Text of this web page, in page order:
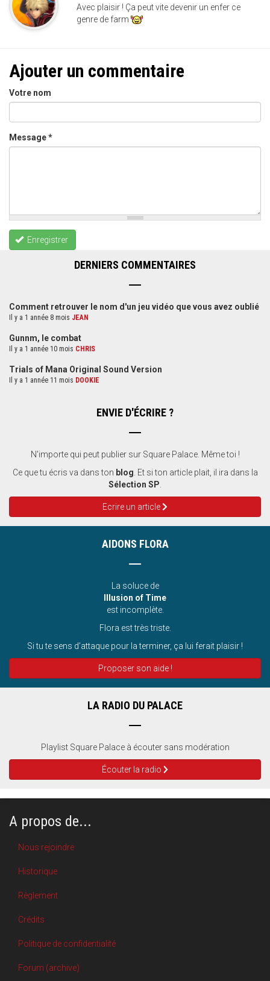
Avec plaisir ! Ça peut vite devenir un enfer ce
genre de farm
Ajouter un commentaire
Votre nom
Message*
Enregistrer
DERNIERS COMMENTAIRES
Comment retrouver le nom d'un jeu vidéo que vous avez oublié
Il y a 1 année 8 mois JEAN
Gunnm, le combat
Il y a 1 année 10 mois CHRIS
Trials of Mana Original Sound Version
Il y a 1 année 11 mois DOOKIE
ENVIE D'ÉCRIRE ?
N'importe qui peut publier sur Square Palace. Même toi !
Ce que tu écris va dans ton blog . Et si ton article plait, il ira dans la
Sélection SP
Ecrire un article
AIDONS FLORA
La soluce de
Illusion of Time
est incomplète.
Flora est très triste.
Si tu te sens d’attaque pour la terminer, ça lui ferait plaisir !
Proposer son aide !
LA RADIO DU PALACE
Playlist Square Palace à écouter sans modération
Écouter la radio
A propos de...
Nous rejoindre
Historique
Règlement
Crédits
Politique de confidentialité
Forum (archive)